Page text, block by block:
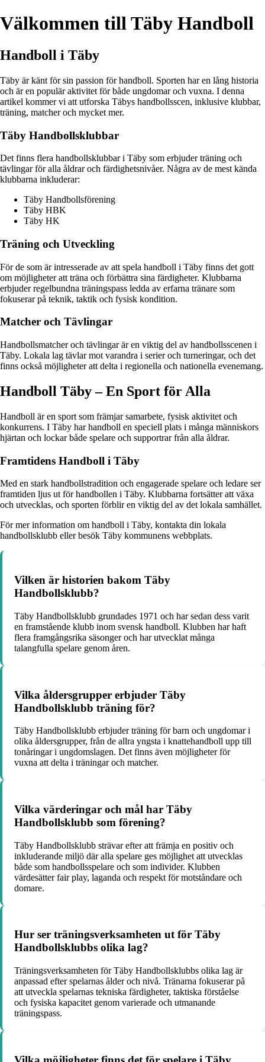
Välkommen till Täby Handboll
Handboll i Täby
Täby är känt för sin passion för handboll. Sporten har en lång historia
och är en populär aktivitet för både ungdomar och vuxna. I denna
artikel kommer vi att utforska Täbys handbollsscen, inklusive klubbar,
träning, matcher och mycket mer.
Täby Handbollsklubbar
Det finns flera handbollsklubbar i Täby som erbjuder träning och
tävlingar för alla åldrar och färdighetsnivåer. Några av de mest kända
klubbarna inkluderar:
Täby Handbollsförening
Täby HBK
Täby HK
Träning och Utveckling
För de som är intresserade av att spela handboll i Täby finns det gott
om möjligheter att träna och förbättra sina färdigheter. Klubbarna
erbjuder regelbundna träningspass ledda av erfarna tränare som
fokuserar på teknik, taktik och fysisk kondition.
Matcher och Tävlingar
Handbollsmatcher och tävlingar är en viktig del av handbollsscenen i
Täby. Lokala lag tävlar mot varandra i serier och turneringar, och det
finns också möjligheter att delta i regionella och nationella evenemang.
Handboll Täby – En Sport för Alla
Handboll är en sport som främjar samarbete, fysisk aktivitet och
konkurrens. I Täby har handboll en speciell plats i många människors
hjärtan och lockar både spelare och supportrar från alla åldrar.
Framtidens Handboll i Täby
Med en stark handbollstradition och engagerade spelare och ledare ser
framtiden ljus ut för handbollen i Täby. Klubbarna fortsätter att växa
och utvecklas, och sporten förblir en viktig del av det lokala samhället.
För mer information om handboll i Täby, kontakta din lokala
handbollsklubb eller besök Täby kommunens webbplats.
Vilken är historien bakom Täby
Handbollsklubb?
Täby Handbollsklubb grundades 1971 och har sedan dess varit
en framstående klubb inom svensk handboll. Klubben har haft
flera framgångsrika säsonger och har utvecklat många
talangfulla spelare genom åren.
Vilka åldersgrupper erbjuder Täby
Handbollsklubb träning för?
Täby Handbollsklubb erbjuder träning för barn och ungdomar i
olika åldersgrupper, från de allra yngsta i knattehandboll upp till
tonåringar i ungdomslagen. Det finns även möjligheter för
vuxna att delta i träningar och matcher.
Vilka värderingar och mål har Täby
Handbollsklubb som förening?
Täby Handbollsklubb strävar efter att främja en positiv och
inkluderande miljö där alla spelare ges möjlighet att utvecklas
både som handbollsspelare och som individer. Klubben
värdesätter fair play, laganda och respekt för motståndare och
domare.
Hur ser träningsverksamheten ut för Täby
Handbollsklubbs olika lag?
Träningsverksamheten för Täby Handbollsklubbs olika lag är
anpassad efter spelarnas ålder och nivå. Tränarna fokuserar på
att utveckla spelarnas tekniska färdigheter, taktiska förståelse
och fysiska kapacitet genom varierade och utmanande
träningspass.